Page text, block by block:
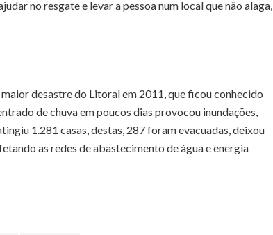
no resgate e levar a pessoa num local que não alaga,
desastre do Litoral em 2011, que ficou conhecido
de chuva em poucos dias provocou inundações,
1.281 casas, destas, 287 foram evacuadas, deixou
as redes de abastecimento de água e energia